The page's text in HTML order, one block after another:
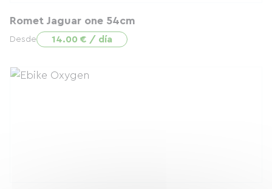
Romet Jaguar one 54cm
Desde 14.00 € / día